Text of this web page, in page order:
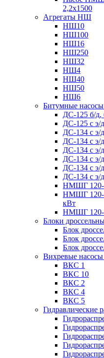
2,2х1500
Агрегаты НШ
НШ10
НШ100
НШ16
НШ250
НШ32
НШ4
НШ40
НШ50
НШ6
Битумные
ДС-125 б/д,
ДС-125 с э/
ДС-134 с э/
ДС-134 с э/
ДС-134 с э/
ДС-134 с э/
ДС-134 с э/
ДС-134 с э/
НМШГ 120-
НМШГ 120-
кВт
НМШГ 120-
Блоки
Блок
Блок
Блок
Вихревые
ВКС 1
ВКС 10
ВКС 2
ВКС 4
ВКС 5
Гидравлические